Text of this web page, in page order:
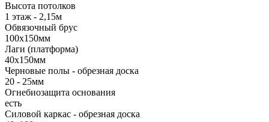
Высота потолков
1 этаж - 2,15м
Обвязочный брус
100х150мм
Лаги (платформа)
40х150мм
Черновые полы - обрезная доска
20 - 25мм
Огнебиозащита основания
есть
Силовой каркас - обрезная доска